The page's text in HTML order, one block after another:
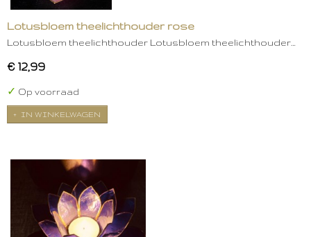
Lotusbloem theelichthouder rose
Lotusbloem theelichthouder Lotusbloem theelichthouder…
€ 12,99
✓ Op voorraad
IN WINKELWAGEN